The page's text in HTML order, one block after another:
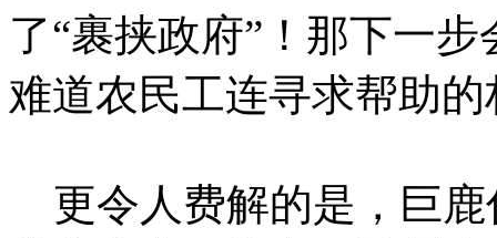
了“裹挟政府”！那下一
难道农民工连寻求帮助
更令人费解的是，巨鹿